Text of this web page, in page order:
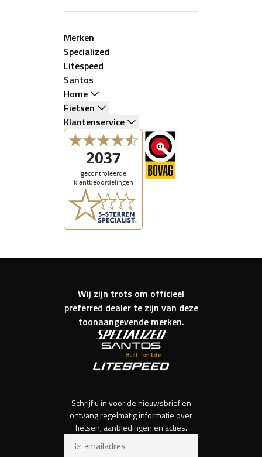
Merken
Specialized
Litespeed
Santos
Home
Fietsen
Klantenservice
Wij zijn trots om officieel
preferred dealer te zijn van deze
toonaangevende merken.
Schrijf u in voor de nieuwsbrief en
ontvang regelmatig informatie over
fietsen, aanbiedingen en acties.